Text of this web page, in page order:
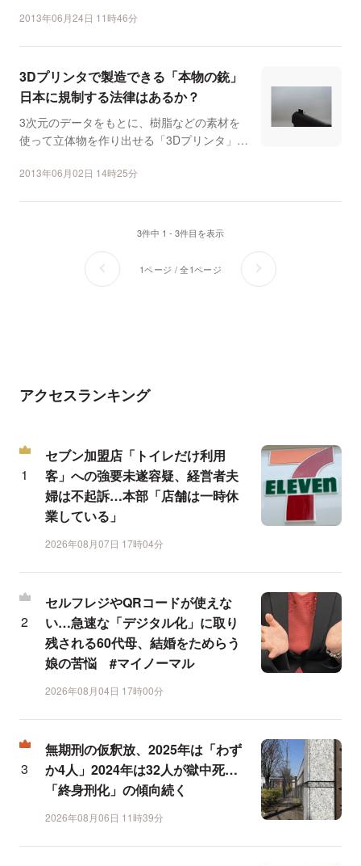
2013年06月24日 11時46分
3Dプリンタで製造できる「本物の銃」
日本に規制する法律はあるか？
3次元のデータをもとに、樹脂などの素材を
使って立体物を作り出せる「3Dプリンタ」が
2013年06月02日 14時25分
3件中 1 - 3件目を表示
1ページ / 全1ページ
アクセスランキング
セブン加盟店「トイレだけ利用
客」への強要未遂容疑、経営者夫
婦は不起訴…本部「店舗は一時休
業している」
2026年08月07日 17時04分
セルフレジやQRコードが使えな
い…急速な「デジタル化」に取り
残される60代母、結婚をためらう
娘の苦悩 #マイノーマル
2026年08月04日 17時00分
無期刑の仮釈放、2025年は「わず
か4人」2024年は32人が獄中死…
「終身刑化」の傾向続く
2026年08月06日 11時39分